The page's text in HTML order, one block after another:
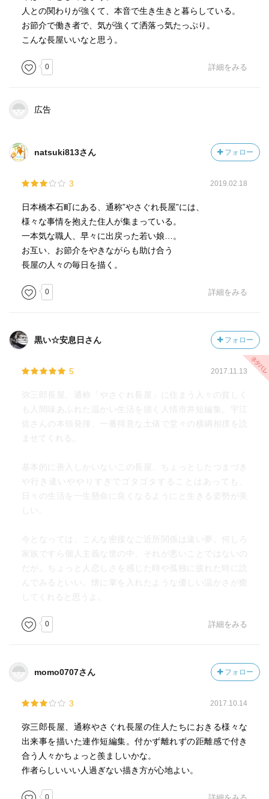
人との関わりが強くて、本音で生き生きと暮らしている。
お節介で働き者で、気が強くて洒落っ気たっぷり。
こんな長屋いいなと思う。
0 詳細をみる
広告
natsuki813さん フォロー
3 2019.02.18
日本橋本石町にある、通称”やさぐれ長屋”には、
様々な事情を抱えた住人が集まっている。
一本気な職人、早々に出戻った若い娘…。
お互い、お節介をやきながらも助け合う
長屋の人々の毎日を描く。
0 詳細をみる
黒い☆安息日さん フォロー
5 2017.11.13
弥三郎長屋、通称「やさぐれ長屋」に住まう人々の貧しく
も人間味あふれた温かい生活を描く人情市井短編集。宇江
佐さんの本領発揮、一番得意な土俵で堂々の横綱相撲を読
ませてくれる。
基本的に善人しかいないこの長屋、ちょっとしたつまづき
や行き違いややりすぎでゴタゴタすることはあっても、
日々の生活を一生懸命に良くなるようにと生きる姿勢が美
しい。
今となっては、こんな密接なご近所関係は遠い夢。何しろ
家族ですら個人主義な世の中、それが悪いことではないの
だが。ちょっと人恋しさを感じた時や孤独に疲れた時に読
んでみるといい。懐に掌を入れたような優しい温かさが癒
してくれると思うよ。
0 詳細をみる
momo0707さん フォロー
3 2017.10.14
弥三郎長屋、通称やさぐれ長屋の住人たちにおきる様々な
出来事を描いた連作短編集。付かず離れずの距離感で付き
合う人々かちょっと羨ましいかな。
作者らしいいい人過ぎない描き方が心地よい。
0